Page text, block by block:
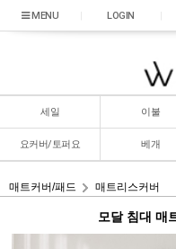
LOGIN
세일 이불
요커버/토퍼요 베개
매트커버/패드 매트리스커버
모달 침대 매